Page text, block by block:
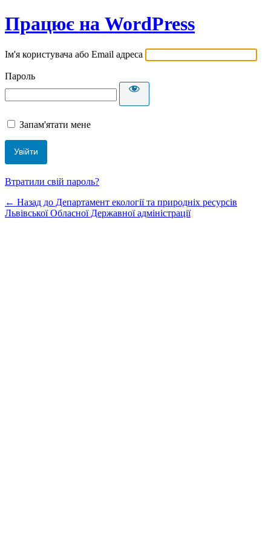
Працює на WordPress
Ім'я користувача або Email адреса
Пароль
Запам'ятати мене
Втратили свій пароль?
← Назад до Департамент екології та природніх ресурсів
Львівської Обласної Державної адміністрації